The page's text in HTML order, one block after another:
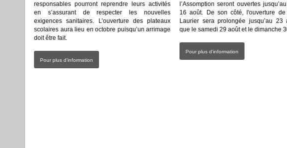
responsables pourront reprendre leurs activités
en s’assurant de respecter les nouvelles
exigences sanitaires. L’ouverture des plateaux
scolaires aura lieu en octobre puisqu’un arrimage
doit être fait.
Pour plus d'information
l’Assomption seront ouvertes
16 août. De son côté, l'ouverture
Laurier sera prolongée jusqu’au 23
que le samedi 29 août et le dimanche
Pour plus d'information